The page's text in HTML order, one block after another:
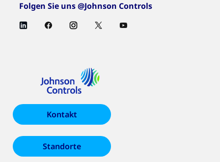
Folgen Sie uns @Johnson Controls
Kontakt
Standorte